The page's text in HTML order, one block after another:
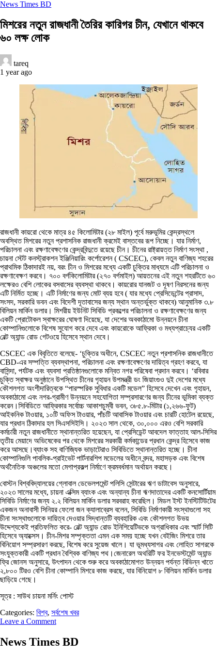
News Times BD
মিশরের নতুন রাজধানী তৈরির কারিগর চীন, যেখানে থাকবে
৬০ লক্ষ লোক
tareq
1 year ago
রাজধানী কায়রো থেকে মাত্র ৪৫ কিলোমিটার (২৮ মাইল) পূর্বে মরুভূমির কেন্দ্রস্থলে
অবস্থিত মিশরের নতুন প্রশাসনিক রাজধানী ক্রমেই বাস্তবের রূপ নিচ্ছে। যার নির্মাণ,
পরিচালনা এবং রক্ষণাবেক্ষণের কেন্দ্রবিন্দুতে রয়েছে চীন। চীনের রাষ্ট্রায়ত্ত নির্মাণ সংস্থা ,
চায়না স্টেট কনস্ট্রাকশন ইঞ্জিনিয়ারিং কর্পোরেশন ( CSCEC), কেবল নতুন বাণিজ্য শহরের
প্রাথমিক ঠিকাদারই নয়, বরং চীন ও মিশরের মধ্যে একটি চুক্তির মাধ্যমে এটি পরিচালনা ও
রক্ষণাবেক্ষণ করবে। ৭০০ বর্গকিলোমিটার (২৭০ বর্গমাইল) আয়তনের এই নতুন শহরটিতে ৬০
লক্ষেরও বেশি লোকের বসবাসের ব্যবস্থা থাকবে। কায়রোর যানজট ও দূষণ নিরসনের জন্য
এটি নির্মিত হচ্ছে। এটি নির্মাণের জন্য মোট ব্যয় হবে ( যার মধ্যে প্রেসিডেন্টের প্রাসাদ,
সংসদ, সরকারি ভবন এবং বিদেশী দূতাবাসের জন্য স্থান অন্তর্ভুক্ত থাকবে) আনুমানিক ৩.৮
বিলিয়ন মার্কিন ডলার। মিশরীয় ইউনিট সিবিডি প্রকল্পের পরিচালনা ও রক্ষণাবেক্ষণের জন্য
একটি প্রোটোকল স্বাক্ষরের ঘোষণা দিয়েছে, যা দেশের অবকাঠামো উন্নয়নে চীনা
কোম্পানিগুলোকে বিশেষ সুযোগ করে দেবে এবং কায়রোকে আফ্রিকা ও মধ্যপ্রাচ্যের একটি
বেল্ট অ্যান্ড রোড গেটওয়ে হিসেবে স্থান দেবে।
CSCEC এক বিবৃতিতে বলেছে- ‘চুক্তির অধীনে, CSCEC নতুন প্রশাসনিক রাজধানীতে
CBD-এর সম্পত্তি ব্যবস্থাপনা, পরিচালনা এবং রক্ষণাবেক্ষণের দায়িত্ব গ্রহণ করবে, যা
বাসিন্দা, পর্যটক এবং ব্যবসা প্রতিষ্ঠানগুলোকে মন্বিত নগর পরিষেবা প্রদান করবে। ‘রবিবার
চুক্তি স্বাক্ষর অনুষ্ঠানে উপস্থিত চীনের গৃহায়ন উপমন্ত্রী ডং জিয়াংগুও দুই দেশের মধ্যে
কৌশলগত অংশীদারিত্বকে “পারস্পরিক সুবিধার একটি মডেল” হিসেবে দেখেন এবং গৃহায়ন,
অবকাঠামো এবং নগর-গ্রামীণ উন্নয়নে সহযোগিতা সম্প্রসারণের জন্য চীনের ভূমিকা ব্যক্ত
করেন।সিবিডিতে আফ্রিকার সর্বোচ্চ আকাশচুম্বী ভবন, ৩৮৫.৮-মিটার (১,২৬৬-ফুট)
আইকনিক টাওয়ার, ১০টি অফিস টাওয়ার, পাঁচটি আবাসিক টাওয়ার এবং চারটি হোটেল রয়েছে,
যার প্রধান ঠিকাদার হল সিএসসিইসি। ২০২৩ সাল থেকে, ৩০,০০০ এরও বেশি সরকারি
কর্মচারী নতুন রাজধানীতে স্থানান্তরিত হয়েছেন, যা প্রেসিডেন্ট আবদেল ফাত্তাহ আল-সিসির
তৃতীয় মেয়াদে অভিষেকের পর থেকে মিশরের সরকারী কর্মকান্ডের প্রধান কেন্দ্র হিসেবে কাজ
করে আসছে।ব্যাংক সহ বাণিজ্যিক ভাড়াটেরাও সিবিডিতে স্থানান্তরিত হচ্ছে। চীনা
কোম্পানিগুলি পাবলিক-প্রাইভেট পার্টনারশিপ মডেলের অধীনে বন্দর, মহাসড়ক এবং বিশেষ
অর্থনৈতিক অঞ্চলের মতো মেগাপ্রকল্প নির্মাণে ক্রমবর্ধমান অর্থায়ন করছে।
বোস্টন বিশ্ববিদ্যালয়ের গ্লোবাল ডেভেলপমেন্ট পলিসি সেন্টারের ঋণ ডাটাবেস অনুসারে,
২০২৩ সালের মধ্যে, চায়না এক্সিম ব্যাংক এবং অন্যান্য চীনা ঋণদাতাদের একটি কনসোর্টিয়াম
সিবিডি নির্মাণের জন্য ২.২ বিলিয়ন মার্কিন ডলার সরবরাহ করেছিল। মিডল ইস্ট ইনস্টিটিউটের
একজন অনাবাসী সিনিয়র ফেলো জন ক্যালাব্রেস বলেন, সিবিডি নির্মাণকারী সংস্থাগুলো সহ
চীনা সংস্থাগুলোকে দায়িত্ব দেওয়ার সিদ্ধান্তটি ব্যবহারিক এবং কৌশলগত উভয়
উদ্দেশ্যকেই প্রতিফলিত করে- বেল্ট অ্যান্ড রোড ইনিশিয়েটিভকে অগ্রাধিকার এবং স্মার্ট সিটি
হিসেবে অ্যাক্সেস। চীন-মিশর সম্পৃক্ততা এমন এক সময় হচ্ছে যখন বেইজিং মিশরে তার
বিনিয়োগ সম্প্রসারণ করছে, বিশেষ করে সুয়েজ খালে। যা ভূমধ্যসাগর এবং লোহিত সাগরকে
সংযুক্তকারী একটি প্রধান বৈশ্বিক বাণিজ্য পথ।জেনারেল অথরিটি ফর ইনভেস্টমেন্ট অ্যান্ড
ফ্রি জোনস অনুসারে, উৎপাদন থেকে শুরু করে অবকাঠামোগত উন্নয়ন পর্যন্ত বিভিন্ন খাতে
২,৮০০ টিরও বেশি চীনা কোম্পানি মিশরে কাজ করছে, যার বিনিয়োগ ৮ বিলিয়ন মার্কিন ডলার
ছাড়িয়ে গেছে।
সূত্র : সাউথ চায়না মর্নিং পোস্ট
Categories: বিশ্ব, সর্বশেষ খবর
Leave a Comment
News Times BD